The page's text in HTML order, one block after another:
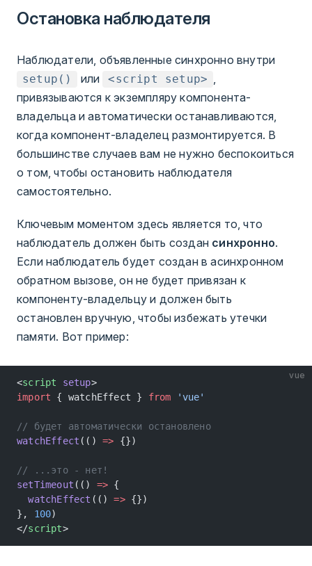
Остановка наблюдателя
Наблюдатели, объявленные синхронно внутри
setup() или <script setup> ,
привязываются к экземпляру компонента-
владельца и автоматически останавливаются,
когда компонент-владелец размонтируется. В
большинстве случаев вам не нужно беспокоиться
о том, чтобы остановить наблюдателя
самостоятельно.
Ключевым моментом здесь является то, что
наблюдатель должен быть создан синхронно.
Если наблюдатель будет создан в асинхронном
обратном вызове, он не будет привязан к
компоненту-владельцу и должен быть
остановлен вручную, чтобы избежать утечки
памяти. Вот пример:
vue
<script setup>
import { watchEffect } from 'vue'
// будет автоматически остановлено
watchEffect (() => {})
// ...это - нет!
setTimeout (() => {
  watchEffect
(() => {})
}, 100)
</script>